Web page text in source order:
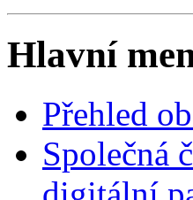
Hlavní
Přehled
Společná